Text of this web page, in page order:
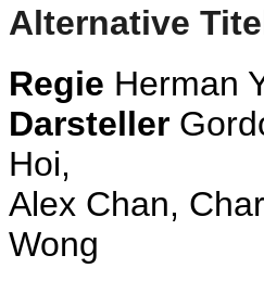
Alternative
Regie Herman
Darsteller
Hoi,
Alex Chan,
Wong